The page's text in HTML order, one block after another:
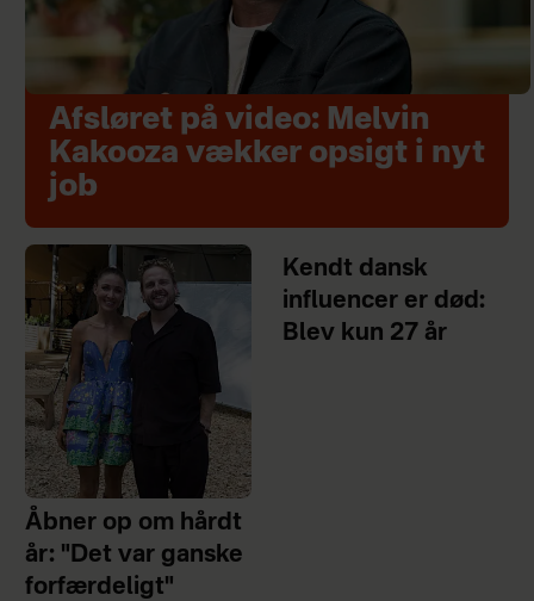
Afsløret på video: Melvin
Kakooza vækker opsigt i nyt
job
Åbner op om hårdt
år: "Det var ganske
forfærdeligt"
Kendt dansk
influencer er død:
Blev kun 27 år